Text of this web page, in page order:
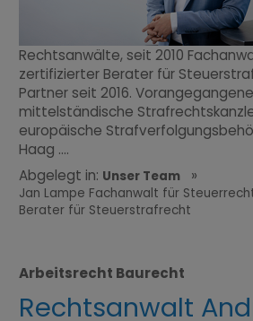
Rechtsanwälte, seit 2010
zertifizierter Berater für
Partner seit 2016.
mittelständische
europäische
Haag ....
Abgelegt in: Unser Team »
Jan Lampe Fachanwalt für
Berater für Steuerstrafrecht
Arbeitsrecht Baurecht
Rechtsanwalt